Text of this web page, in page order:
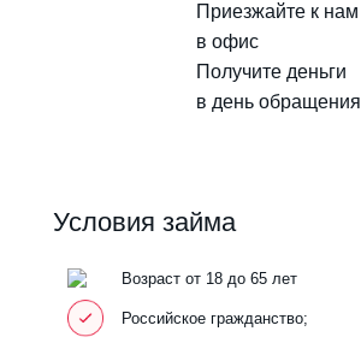
Приезжайте к нам
в офис
Получите деньги
в день обращения
Условия займа
Возраст от 18 до 65 лет
Российское гражданство;